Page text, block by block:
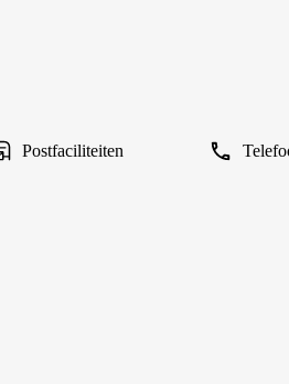
Postfaciliteiten